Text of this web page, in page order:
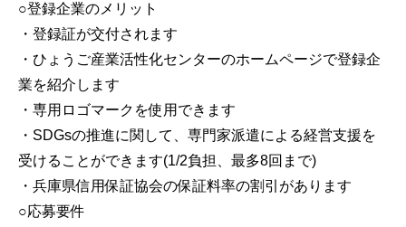
○登録企業のメリット
・登録証が交付されます
・ひょうご産業活性化センターのホームページで登録企
業を紹介します
・専用ロゴマークを使用できます
・SDGsの推進に関して、専門家派遣による経営支援を
受けることができます(1/2負担、最多8回まで)
・兵庫県信用保証協会の保証料率の割引があります
○応募要件